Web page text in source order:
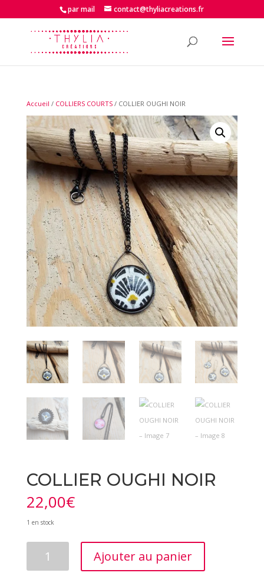
par mail contact@thyliacreations.fr
Accueil / COLLIERS COURTS/ COLLIER OUGHI NOIR
COLLIER OUGHI NOIR
22,00€
1 en stock
Ajouter au panier